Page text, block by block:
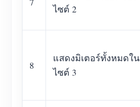
ไซต์ 2
8
แสดงมิเตอร์ทั้งหมดใน
ไซต์ 3